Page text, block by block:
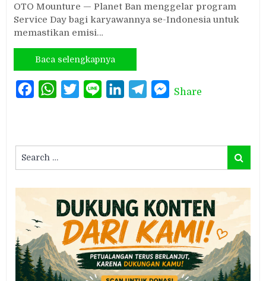
OTO Mounture — Planet Ban menggelar program
Service Day bagi karyawannya se-Indonesia untuk
memastikan emisi…
Baca selengkapnya
FacebookWhatsAppTwitterLine LinkedInTelegramMessenger
Share
for:
Search